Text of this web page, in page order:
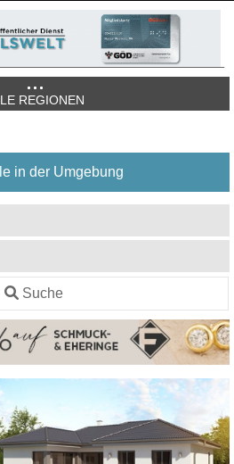
REGIONEN
in der Umgebung
Suche